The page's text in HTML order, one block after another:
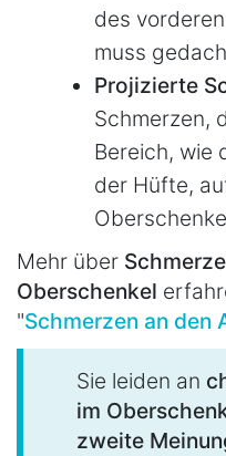
des
muss
Projizierte
Schmerzen,
Bereich, wie
der Hüfte,
Mehr über
Oberschenkel
"Schmerzen an den
Sie leiden an
im
zweite